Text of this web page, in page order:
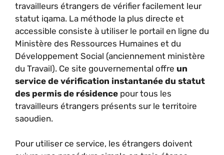
travailleurs étrangers de vérifier facilement leur
statut iqama. La méthode la plus directe et
accessible consiste à utiliser le portail en ligne du
Ministère des Ressources Humaines et du
Développement Social (anciennement ministère
du Travail). Ce site gouvernemental offre un
service de vérification instantanée du statut
des permis de résidence pour tous les
travailleurs étrangers présents sur le territoire
saoudien.
Pour utiliser ce service, les étrangers doivent